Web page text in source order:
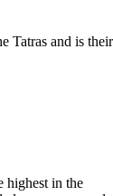
Tatras and is their
highest in the